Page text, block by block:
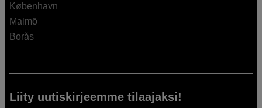
København
Malmö
Borås
Liity uutiskirjeemme tilaajaksi!